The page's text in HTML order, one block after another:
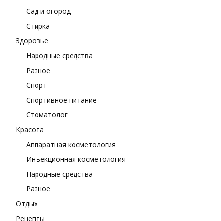
Сад и огород
Стирка
Здоровье
Народные средства
Разное
Спорт
Спортивное питание
Стоматолог
Красота
Аппаратная косметология
Инъекционная косметология
Народные средства
Разное
Отдых
Рецепты